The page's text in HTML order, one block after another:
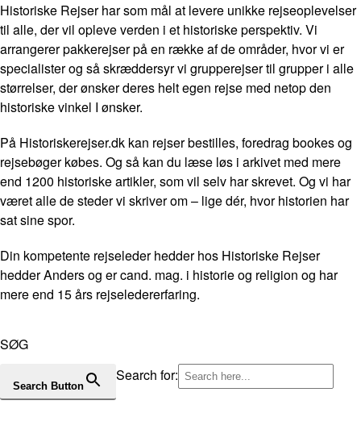
Historiske Rejser har som mål at levere unikke rejseoplevelser
til alle, der vil opleve verden i et historiske perspektiv. Vi
arrangerer pakkerejser på en række af de områder, hvor vi er
specialister og så skræddersyr vi grupperejser til grupper i alle
størrelser, der ønsker deres helt egen rejse med netop den
historiske vinkel I ønsker.
På Historiskerejser.dk kan rejser bestilles, foredrag bookes og
rejsebøger købes. Og så kan du læse løs i arkivet med mere
end 1200 historiske artikler, som vil selv har skrevet. Og vi har
været alle de steder vi skriver om – lige dér, hvor historien har
sat sine spor.
Din kompetente rejseleder hedder hos Historiske Rejser
hedder Anders og er cand. mag. i historie og religion og har
mere end 15 års rejseledererfaring.
SØG
Search for:
Search Button